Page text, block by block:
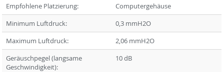
Empfohlene Platzierung:
Computergehäuse
Minimum Luftdruck:
0,3 mmH2O
Maximum Luftdruck:
2,06 mmH2O
Geräuschpegel (langsame
Geschwindigkeit):
10 dB